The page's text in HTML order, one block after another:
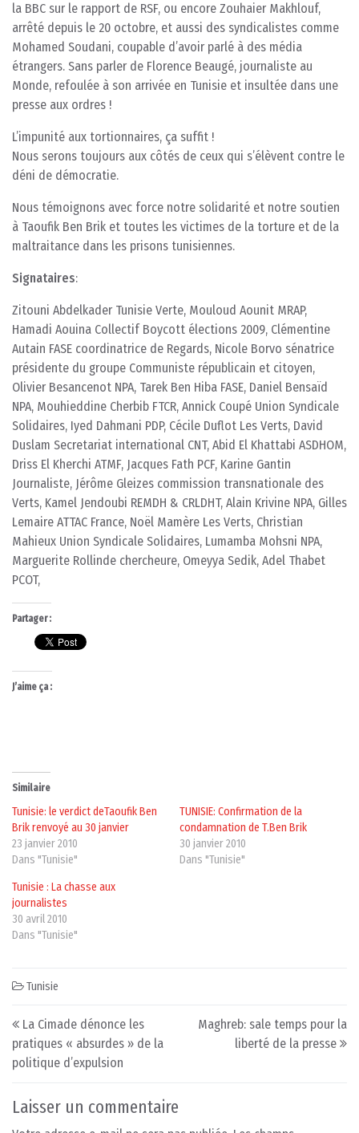
la BBC sur le rapport de RSF, ou encore Zouhaier Makhlouf,
arrêté depuis le 20 octobre, et aussi des syndicalistes comme
Mohamed Soudani, coupable d’avoir parlé à des média
étrangers. Sans parler de Florence Beaugé, journaliste au
Monde, refoulée à son arrivée en Tunisie et insultée dans une
presse aux ordres !
L’impunité aux tortionnaires, ça suffit !
Nous serons toujours aux côtés de ceux qui s’élèvent contre le
déni de démocratie.
Nous témoignons avec force notre solidarité et notre soutien
à Taoufik Ben Brik et toutes les victimes de la torture et de la
maltraitance dans les prisons tunisiennes.
Signataires:
Zitouni Abdelkader Tunisie Verte, Mouloud Aounit MRAP,
Hamadi Aouina Collectif Boycott élections 2009, Clémentine
Autain FASE coordinatrice de Regards, Nicole Borvo sénatrice
présidente du groupe Communiste républicain et citoyen,
Olivier Besancenot NPA, Tarek Ben Hiba FASE, Daniel Bensaïd
NPA, Mouhieddine Cherbib FTCR, Annick Coupé Union Syndicale
Solidaires, Iyed Dahmani PDP, Cécile Duflot Les Verts, David
Duslam Secretariat international CNT, Abid El Khattabi ASDHOM,
Driss El Kherchi ATMF, Jacques Fath PCF, Karine Gantin
Journaliste, Jérôme Gleizes commission transnationale des
Verts, Kamel Jendoubi REMDH & CRLDHT, Alain Krivine NPA, Gilles
Lemaire ATTAC France, Noël Mamère Les Verts, Christian
Mahieux Union Syndicale Solidaires, Lumamba Mohsni NPA,
Marguerite Rollinde chercheure, Omeyya Sedik, Adel Thabet
PCOT,
Partager :
J’aime ça :
Similaire
Tunisie: le verdict deTaoufik Ben
Brik renvoyé au 30 janvier
23 janvier 2010
Dans "Tunisie"
TUNISIE: Confirmation de la
condamnation de T.Ben Brik
30 janvier 2010
Dans "Tunisie"
Tunisie : La chasse aux
journalistes
30 avril 2010
Dans "Tunisie"
Tunisie
Post navigation
La Cimade dénonce les
pratiques « absurdes » de la
politique d’expulsion
Maghreb: sale temps pour la
liberté de la presse
Laisser un commentaire